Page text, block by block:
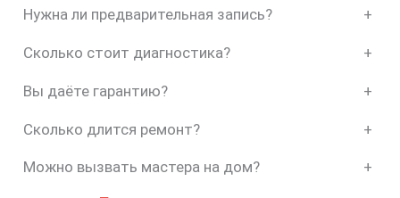
Нужна ли предварительная запись? +
Сколько стоит диагностика? +
Вы даёте гарантию? +
Сколько длится ремонт? +
Можно вызвать мастера на дом? +